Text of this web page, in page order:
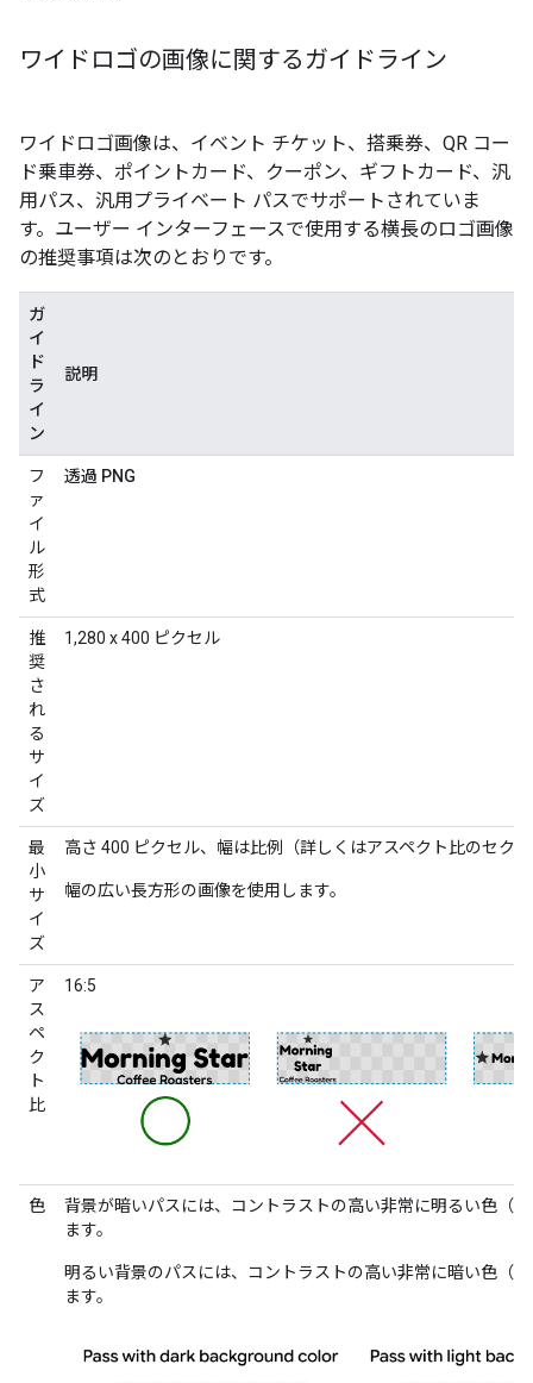
ワイドロゴの画像に関するガイドライン
ワイドロゴ画像は、イベント チケット、搭乗券、QR コー
ド乗車券、ポイントカード、クーポン、ギフトカード、汎
用パス、汎用プライベート パスでサポートされていま
す。ユーザー インターフェースで使用する横長のロゴ画像
の推奨事項は次のとおりです。
ガ
イ
ド
ラ
イ
ン
説明
フ
ァ
イ
ル
形
式
透過 PNG
推
奨
さ
れ
る
サ
イ
ズ
1,280 x 400 ピクセル
最
小
サ
イ
ズ
高さ 400 ピクセル、幅は比例（詳しくはアスペクト比のセク
幅の広い長方形の画像を使用します。
ア
ス
ペ
ク
ト
比
16:5
色
背景が暗いパスには、コントラストの高い非常に明るい色（
ます。
明るい背景のパスには、コントラストの高い非常に暗い色（
ます。